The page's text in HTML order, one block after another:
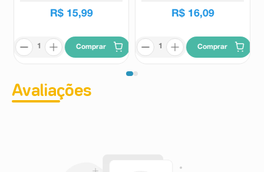
R$ 15,99
Comprar
R$ 16,09
Comprar
Avaliações